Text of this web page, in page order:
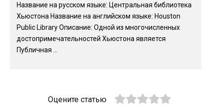
Название на русском языке: Центральная библиотека
Хьюстона Название на английском языке: Houston
Public Library Описание: Одной из многочисленных
достопримечательностей Хьюстона является
Публичная ...
Оцените статью